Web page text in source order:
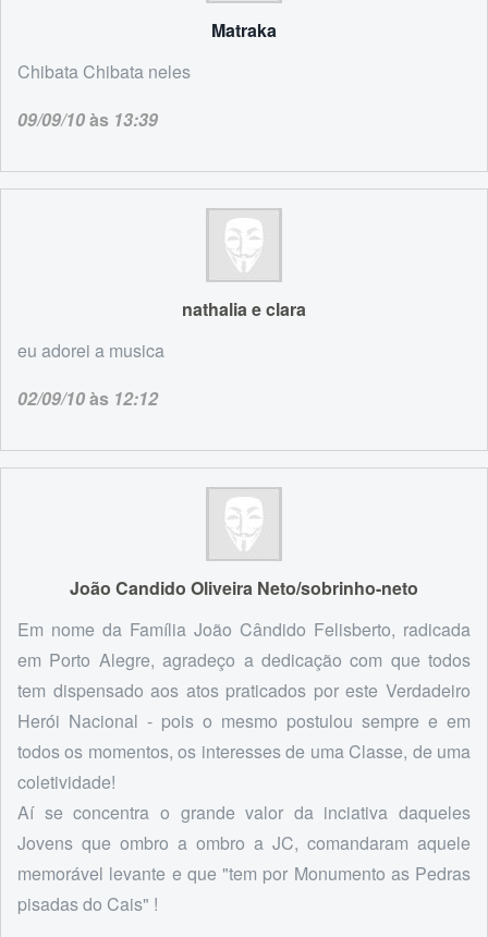
Matraka
Chibata Chibata neles
09/09/10às 13:39
nathalia e clara
eu adorei a musica
02/09/10às 12:12
João Candido Oliveira Neto/sobrinho-neto
Em nome da Família João Cândido Felisberto, radicada
em Porto Alegre, agradeço a dedicação com que todos
tem dispensado aos atos praticados por este Verdadeiro
Herói Nacional - pois o mesmo postulou sempre e em
todos os momentos, os interesses de uma Classe, de uma
coletividade!
Aí se concentra o grande valor da inciativa daqueles
Jovens que ombro a ombro a JC, comandaram aquele
memorável levante e que "tem por Monumento as Pedras
pisadas do Cais" !